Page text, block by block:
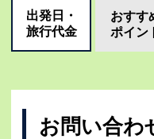
出発日・
旅行代金
おすす
ポイン
お問い合わ